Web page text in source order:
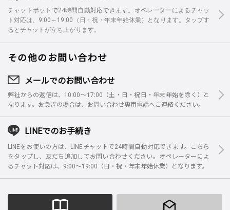
チャットボットで24時間自動対応できます。オペレーターによるチャッ
ト対応は、9:00～19:00（日・祝・年末年始休業）となります。タップす
るとチャットが立ち上がります。
その他のお問い合わせ
メールでのお問い合わせ
弊社からの返信は、10:00～17:00（土・日・祝日・年末年始を除く）と
なります。お急ぎの場合は、お問い合わせ専用電話へご連絡ください。
LINEでのお手続き
LINEをお使いの方は、LINEチャットで24時間自動対応できます。こちら
をタップし、友だち追加してお問い合わせください。オペレーターによ
るチャット対応は、9:00～19:00（日・祝・年末年始休業）となります。